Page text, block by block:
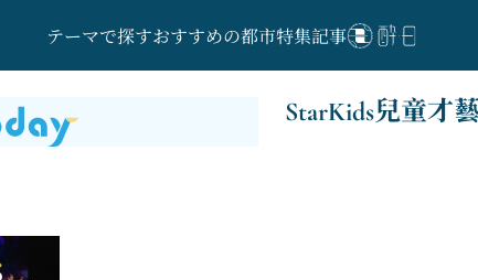
テーマで探すおすすめの都市特集記事
StarKids兒童才